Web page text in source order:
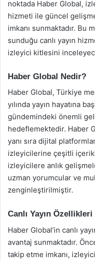
noktada Haber Global,
hizmeti ile güncel
imkanı sunmaktadır. Bu
sunduğu canlı yayın
izleyici kitlesini
Haber Global Nedir?
Haber Global, Türkiye
yılında yayın hayatına
gündemindeki önemli
hedeflemektedir. Haber
yanı sıra dijital
izleyicilerine çeşitli
izleyicilere anlık
uzman yorumcular ve
zenginleştirilmiştir.
Canlı Yayın Özellikleri
Haber Global’in canlı
avantaj sunmaktadır.
takip etme imkanı,